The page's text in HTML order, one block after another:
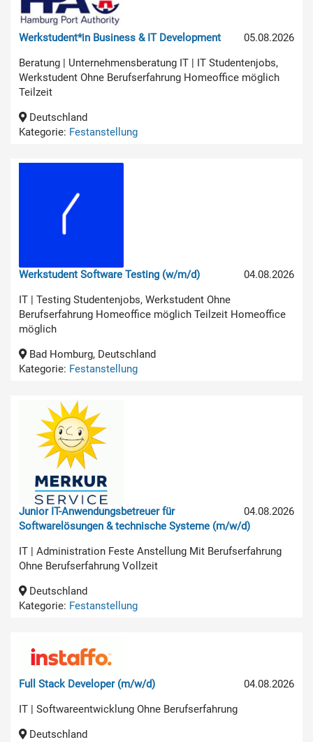
05.08.2026
Werkstudent*in Business & IT Development
Beratung | Unternehmensberatung IT | IT Studentenjobs,
Werkstudent Ohne Berufserfahrung Homeoffice möglich
Teilzeit
Deutschland
Kategorie: Festanstellung
04.08.2026
Werkstudent Software Testing (w/m/d)
IT | Testing Studentenjobs, Werkstudent Ohne
Berufserfahrung Homeoffice möglich Teilzeit Homeoffice
möglich
Bad Homburg, Deutschland
Kategorie: Festanstellung
04.08.2026
Junior IT-Anwendungsbetreuer für
Softwarelösungen & technische Systeme (m/w/d)
IT | Administration Feste Anstellung Mit Berufserfahrung
Ohne Berufserfahrung Vollzeit
Deutschland
Kategorie: Festanstellung
04.08.2026
Full Stack Developer (m/w/d)
IT | Softwareentwicklung Ohne Berufserfahrung
Deutschland